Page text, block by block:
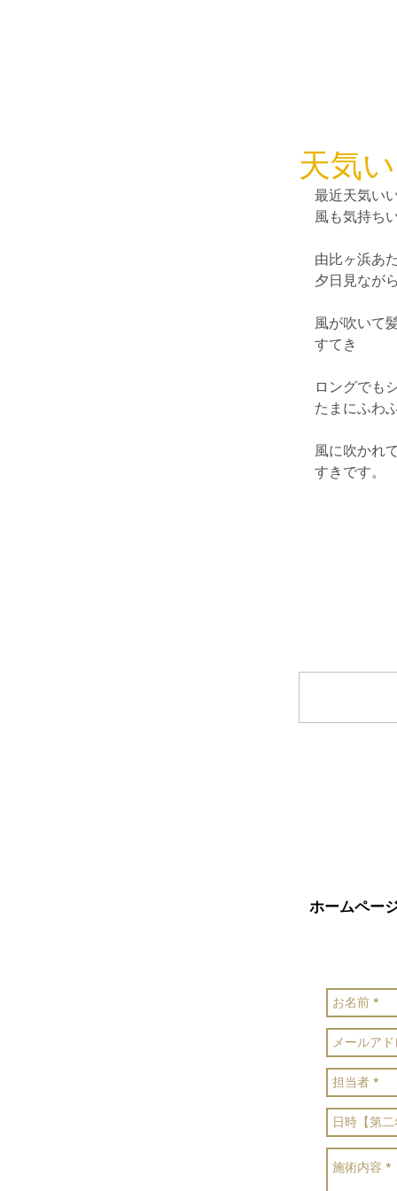
天気
最近天気い
風も気持ち
由比ヶ浜あ
夕日見なが
風が吹いて
すてき
ロングでも
たまにふわ
風に吹かれ
すきです。
ホームペー